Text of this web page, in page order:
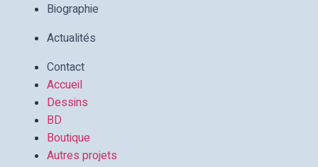
Biographie
Actualités
Contact
Accueil
Dessins
BD
Boutique
Autres projets